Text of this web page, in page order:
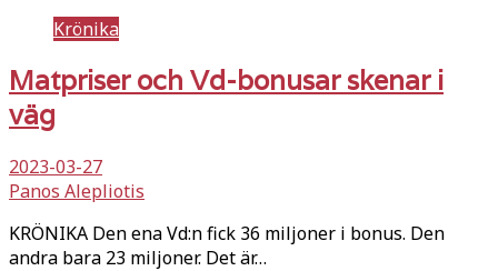
Krönika
Matpriser och Vd-bonusar skenar i
väg
2023-03-27
Panos Alepliotis
KRÖNIKA Den ena Vd:n fick 36 miljoner i bonus. Den
andra bara 23 miljoner. Det är…